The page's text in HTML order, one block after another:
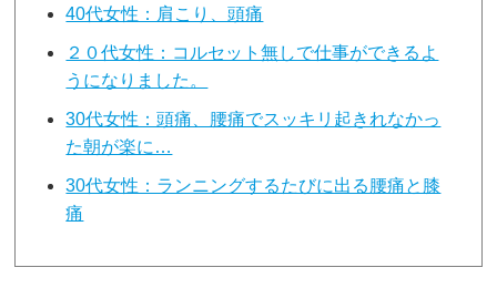
40代女性：肩こり、頭痛
２０代女性：コルセット無しで仕事ができるよ
うになりました。
30代女性：頭痛、腰痛でスッキリ起きれなかっ
た朝が楽に…
30代女性：ランニングするたびに出る腰痛と膝
痛